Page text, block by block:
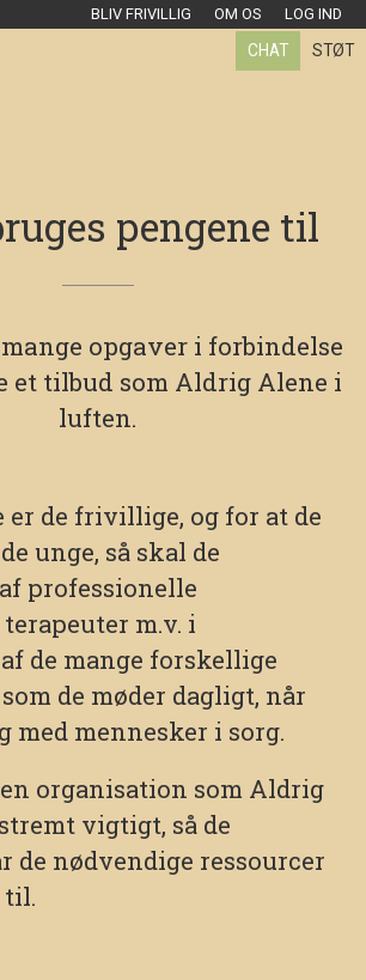
CHAT STØT
BLIV FRIVILLIG OM OS LOG IND
pengene til
opgaver i forbindelse
et tilbud som Aldrig Alene i
luften.
er de frivillige, og for at de
unge, så skal de
professionelle
m.v. i
de mange forskellige
de møder dagligt, når
med mennesker i sorg.
organisation som Aldrig
vigtigt, så de
nødvendige ressourcer
til.